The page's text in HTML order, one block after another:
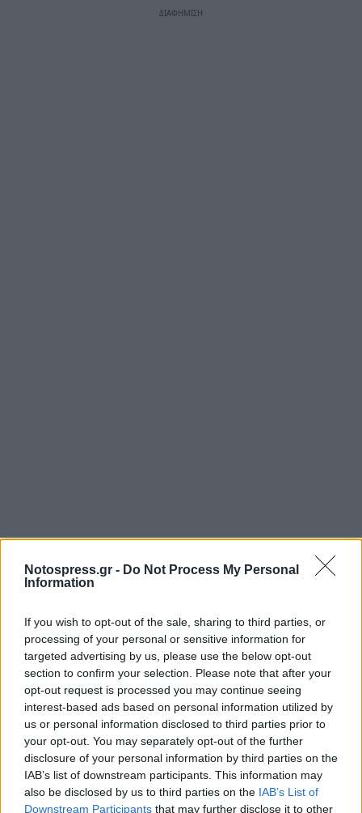
Notospress.gr - Do Not Process My Personal
Information
If you wish to opt-out of the sale, sharing to third parties, or
processing of your personal or sensitive information for
targeted advertising by us, please use the below opt-out
section to confirm your selection. Please note that after your
opt-out request is processed you may continue seeing
interest-based ads based on personal information utilized by
us or personal information disclosed to third parties prior to
your opt-out. You may separately opt-out of the further
disclosure of your personal information by third parties on the
IAB’s list of downstream participants. This information may
also be disclosed by us to third parties on the IAB’s List of
Downstream Participants that may further disclose it to other
Σχετικά Άρθρα